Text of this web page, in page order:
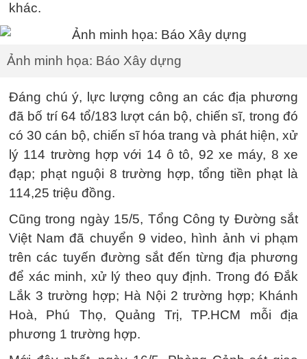
khác.
Ảnh minh họa: Báo Xây dựng
Đáng chú ý, lực lượng công an các địa phương
đã bố trí 64 tổ/183 lượt cán bộ, chiến sĩ, trong đó
có 30 cán bộ, chiến sĩ hóa trang và phát hiện, xử
lý 114 trường hợp với 14 ô tô, 92 xe máy, 8 xe
đạp; phạt nguội 8 trường hợp, tổng tiền phạt là
114,25 triệu đồng.
Cũng trong ngày 15/5, Tổng Công ty Đường sắt
Việt Nam đã chuyển 9 video, hình ảnh vi phạm
trên các tuyến đường sắt đến từng địa phương
để xác minh, xử lý theo quy định. Trong đó Đắk
Lắk 3 trường hợp; Hà Nội 2 trường hợp; Khánh
Hoà, Phú Thọ, Quảng Trị, TP.HCM mỗi địa
phương 1 trường hợp.